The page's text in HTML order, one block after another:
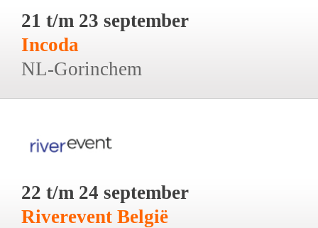
21 t/m 23 september
Incoda
NL-Gorinchem
22 t/m 24 september
Riverevent België